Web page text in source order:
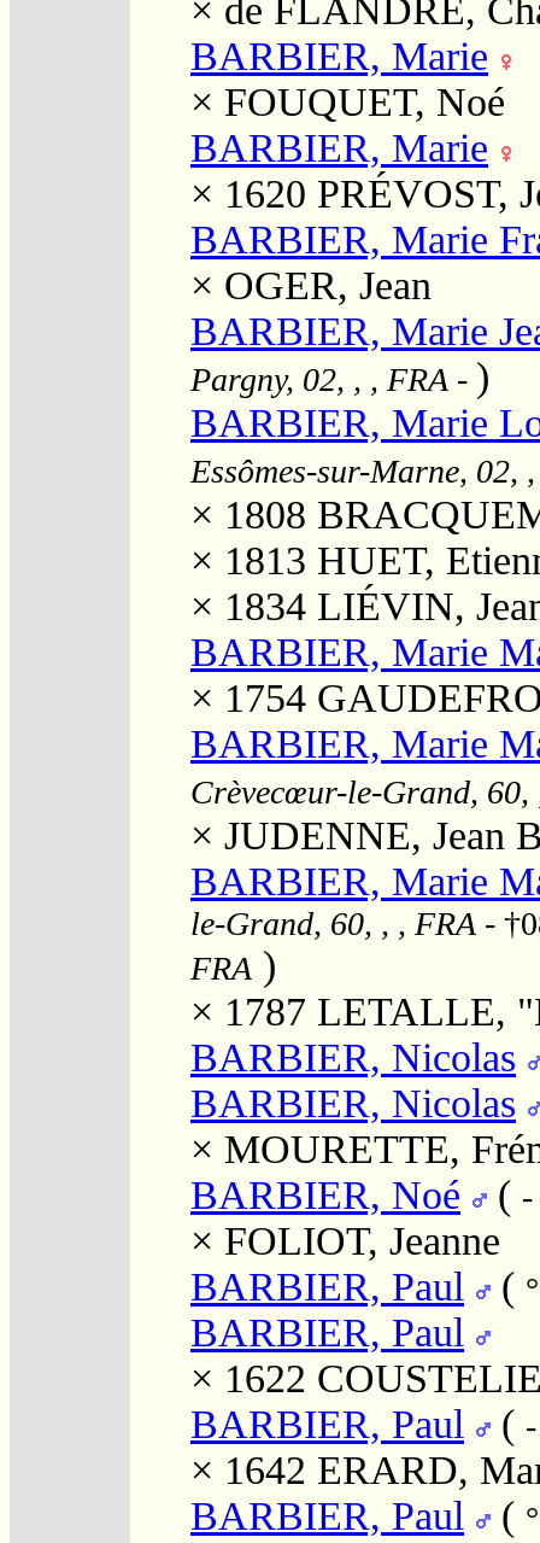
× de FLANDRE,
BARBIER, Marie
× FOUQUET, Noé
BARBIER, Marie
× 1620 PRÉVOST,
BARBIER, Marie
× OGER, Jean
BARBIER, Marie
Pargny, 02, , , FRA - )
BARBIER, Marie
Essômes-sur-Marne, 02,
× 1808
× 1813 HUET,
× 1834 LIÉVIN,
BARBIER, Marie
× 1754
BARBIER, Marie
Crèvecœur-le-Grand, 60,
× JUDENNE, Jean
BARBIER, Marie
le-Grand, 60, , , FRA -
FRA )
× 1787 LETALLE,
BARBIER, Nicolas
BARBIER, Nicolas
× MOURETTE,
BARBIER, Noé
( -
× FOLIOT, Jeanne
BARBIER, Paul
(
BARBIER, Paul
× 1622
BARBIER, Paul
(
× 1642 ERARD,
BARBIER, Paul
(